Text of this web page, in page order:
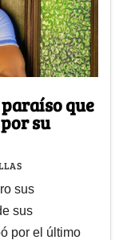
que
su
sus
sus
por el último